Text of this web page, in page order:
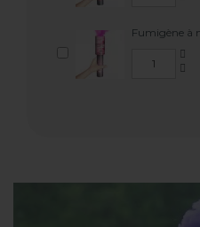
Fumigène à